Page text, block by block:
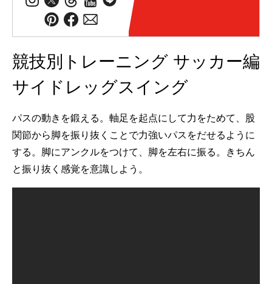
競技別トレーニング サッカー編
サイドレッグスイング
パスの動きを鍛える。軸足を起点にして力をためて、股
関節から脚を振り抜くことで力強いパスをだせるように
する。脚にアンクルをつけて、脚を左右に振る。きちん
と振り抜く感覚を意識しよう。